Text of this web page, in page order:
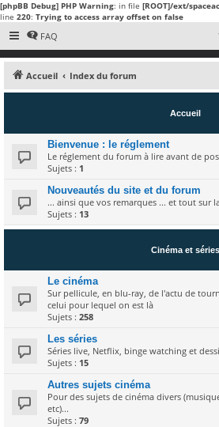
[phpBB Debug] PHP Warning: in file [ROOT]/ext/
line 220: Trying to access array offset on false
FAQ
Accueil Index du forum
Accueil
Bienvenue : le réglement
Le réglement du forum à lire avant de
Sujets : 1
Nouveautés du site et du forum
... ainsi que vos remarques ... et tout sur
Sujets : 13
Cinéma et séries
Le cinéma
Sur pellicule, en blu-ray, de l'actu de
celui pour lequel on est là
Sujets : 258
Les séries
Séries live, Netflix, binge watching et
Sujets : 15
Autres sujets cinéma
Pour des sujets de cinéma divers
etc)...
Sujets : 79